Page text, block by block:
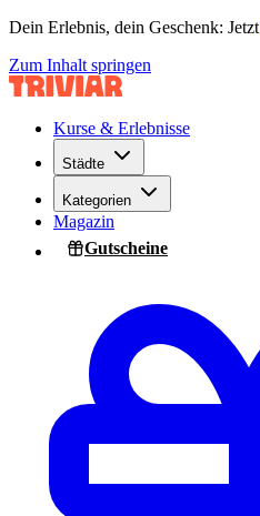
Dein Erlebnis, dein Geschenk: Jetzt
Zum Inhalt springen
Kurse & Erlebnisse
Städte
Kategorien
Magazin
Gutscheine